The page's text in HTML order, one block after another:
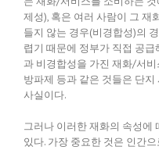
제성), 혹은 여러 사람이 그 재
들지 않는 경우(비경합성)의
렵기 때문에 정부가 직접 공
과 비경합성을 가진 재화/서
방파제 등과 같은 것들은 단
사실이다.
그러나 이러한 재화의 속성에
있다. 가장 중요한 것은 인간